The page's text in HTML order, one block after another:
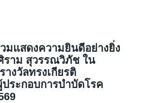
มแสดงความยินดีอย่างยิ่ง
ราม สุวรรณวิภัช ใน
างวัลทรงเกียรติ
ระกอบการบำบัดโรค